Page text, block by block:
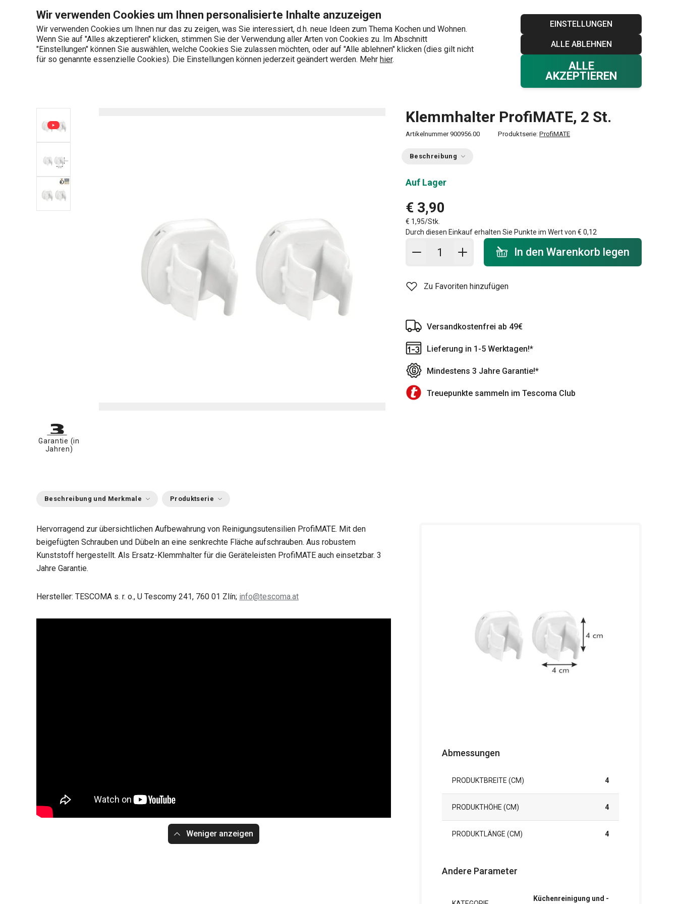
Wir verwenden Cookies um Ihnen personalisierte Inhalte anzuzeigen
Wir verwenden Cookies um Ihnen nur das zu zeigen, was Sie interessiert, d.h. neue Ideen zum Thema Kochen und Wohnen.
Wenn Sie auf "Alles akzeptieren" klicken, stimmen Sie der Verwendung aller Arten von Cookies zu. Im Abschnitt
"Einstellungen" können Sie auswählen, welche Cookies Sie zulassen möchten, oder auf "Alle ablehnen" klicken (dies gilt nicht
für so genannte essenzielle Cookies). Die Einstellungen können jederzeit geändert werden. Mehr hier.
EINSTELLUNGEN
ALLE ABLEHNEN
ALLE
AKZEPTIEREN
Zum Hauptinhalt springen
Zur Suche springen
Zur Navigation springen
Tescoma Club Garantie Kontakt
Produktkategorien +436 703 082 960
Mo-Fr 08:00-16:00
Wonach suchen Sie? Favoriten Einloggen
0 Ihr Warenkorb
€ 0,00
Klemmhalter ProfiMATE, 2 St.
Artikelnummer 900956.00 Produktserie: ProfiMATE
Beschreibung
Auf Lager
€ 3,90
€ 1,95/Stk.
Durch diesen Einkauf erhalten Sie Punkte im Wert von € 0,12
In den Warenkorb - Menge
In den Warenkorb legen
Zu Favoriten hinzufügen
Versandkostenfrei ab 49€
Lieferung in 1-5 Werktagen!*
Mindestens 3 Jahre Garantie!*
Treuepunkte sammeln im Tescoma Club
Garantie (in
Jahren)
Beschreibung und Merkmale Produktserie
Hervorragend zur übersichtlichen Aufbewahrung von Reinigungsutensilien ProfiMATE. Mit den
beigefügten Schrauben und Dübeln an eine senkrechte Fläche aufschrauben. Aus robustem
Kunststoff hergestellt. Als Ersatz-Klemmhalter für die Geräteleisten ProfiMATE auch einsetzbar. 3
Jahre Garantie.
Hersteller: TESCOMA s. r. o., U Tescomy 241, 760 01 Zlín; info@tescoma.at
Weniger anzeigen
Abmessungen
PRODUKTBREITE (CM) 4
PRODUKTHÖHE (CM) 4
PRODUKTLÄNGE (CM) 4
Andere Parameter
Küchenreinigung und -